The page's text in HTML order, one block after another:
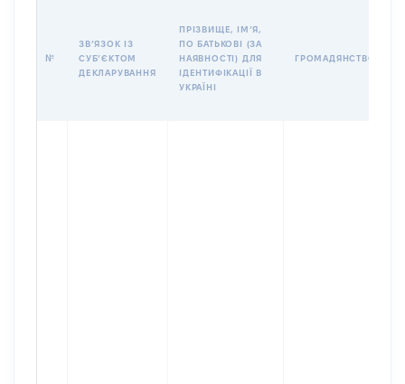
№
ЗВʼЯЗОК ІЗ
СУБʼЄКТОМ
ДЕКЛАРУВАННЯ
ПРІЗВИЩЕ, ІМʼЯ,
ПО БАТЬКОВІ (ЗА
НАЯВНОСТІ) ДЛЯ
ІДЕНТИФІКАЦІЇ В
УКРАЇНІ
ГРОМАДЯНСТВО